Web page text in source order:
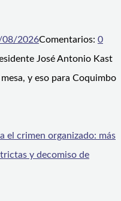
08/2026Comentarios: 0
José Antonio Kast
y eso para Coquimbo